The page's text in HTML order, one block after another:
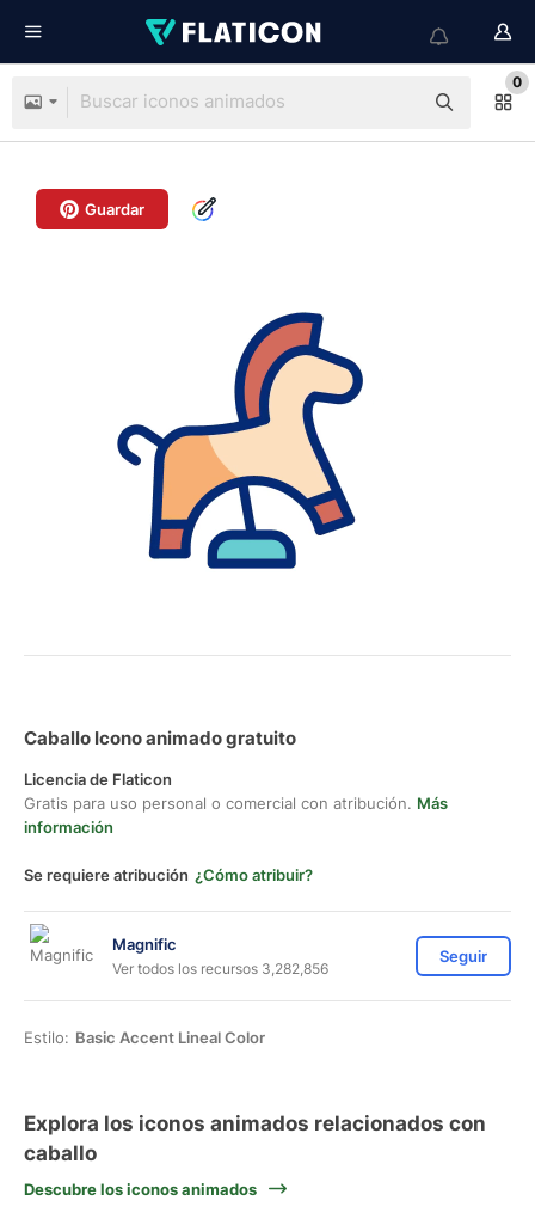
0
Guardar
Caballo Icono animado gratuito
Licencia de Flaticon
Gratis para uso personal o comercial con atribución. Más
información
Se requiere atribución ¿Cómo atribuir?
Magnific
Ver todos los recursos 3,282,856
Seguir
Estilo: Basic Accent Lineal Color
Explora los iconos animados relacionados con
caballo
Descubre los iconos animados